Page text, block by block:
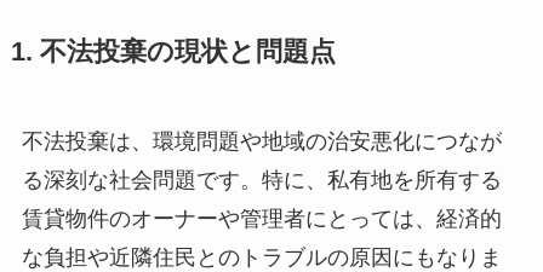
1. 不法投棄の現状と問題点
不法投棄は、環境問題や地域の治安悪化につなが
る深刻な社会問題です。特に、私有地を所有する
賃貸物件のオーナーや管理者にとっては、経済的
な負担や近隣住民とのトラブルの原因にもなりま